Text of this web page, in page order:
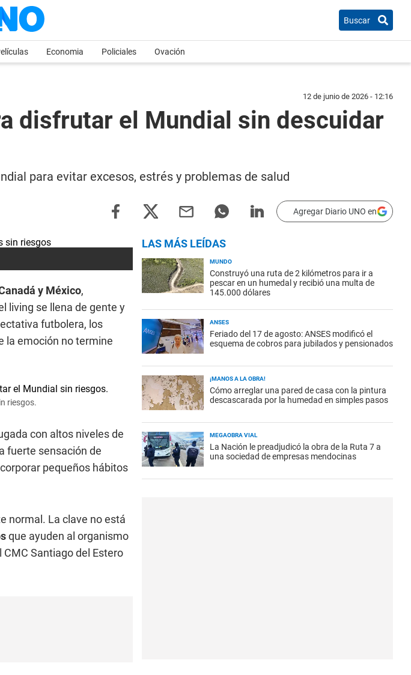
Buscar
Economia Policiales Ovación
12 de junio de 2026 - 12:16
disfrutar el Mundial sin descuidar
para evitar excesos, estrés y problemas de salud
Agregar Diario UNO en
y México,
living se llena de gente y
futbolera, los
la emoción no termine
riesgos.
con altos niveles de
fuerte sensación de
pequeños hábitos
normal. La clave no está
que ayuden al organismo
CMC Santiago del Estero
LAS MÁS LEÍDAS
MUNDO
Construyó una ruta de 2 kilómetros para ir a
pescar en un humedal y recibió una multa de
145.000 dólares
ANSES
Feriado del 17 de agosto: ANSES modificó el
esquema de cobros para jubilados y pensionados
¡MANOS A LA OBRA!
Cómo arreglar una pared de casa con la pintura
descascarada por la humedad en simples pasos
MEGAOBRA VIAL
La Nación le preadjudicó la obra de la Ruta 7 a
una sociedad de empresas mendocinas